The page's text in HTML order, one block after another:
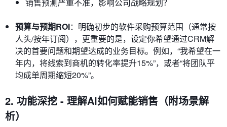
预算与预期ROI：明确初步的软件采购预算范围（通常按
人头/按年订阅），更重要的是，设定你希望通过CRM解
决的首要问题和期望达成的业务目标。例如，“我希望在一
年内，将线索到商机的转化率提升15%”，或者“将团队平
均成单周期缩短20%”。
2. 功能深挖 - 理解AI如何赋能销售（附场景解
析）